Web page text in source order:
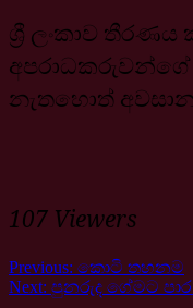
ශ්‍රී ලංකාව
අපරාධකරුවන්ගේ
නැතහොත්
107 Viewers
Previous: කොටි තහනම
Next: පුනරුද ගේමට